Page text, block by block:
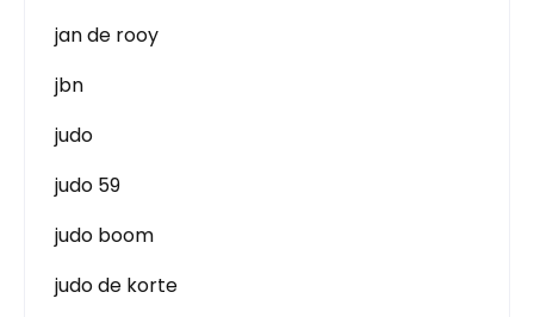
jan de rooy
jbn
judo
judo 59
judo boom
judo de korte